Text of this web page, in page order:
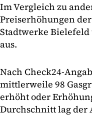
Im Vergleich zu
Preiserhöhungen
Stadtwerke Bielefeld
aus.
Nach Check24-
mittlerweile 98
erhöht oder
Durchschnitt lag der